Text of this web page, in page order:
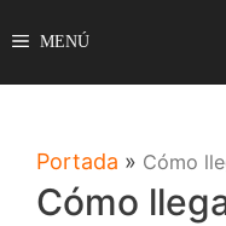
al
contenido
MENÚ
Portada » Cómo
Cómo